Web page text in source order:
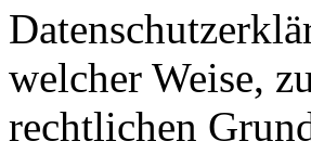
welcher Weise,
rechtlichen